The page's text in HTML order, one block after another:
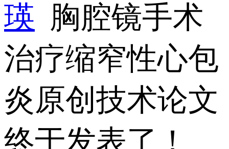
瑛 胸腔镜手术
治疗缩窄性心包
炎原创技术论文
终于发表了！